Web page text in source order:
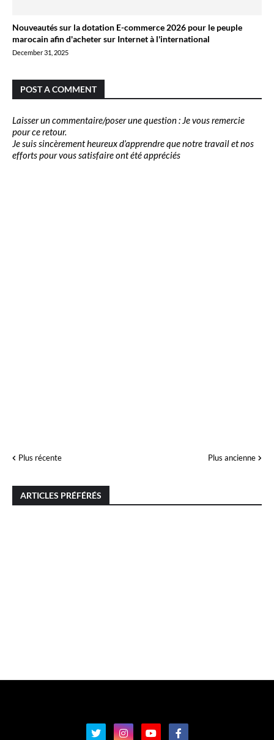
Nouveautés sur la dotation E-commerce 2026 pour le peuple
marocain afin d'acheter sur Internet à l'international
December 31, 2025
POST A COMMENT
Laisser un commentaire/poser une question : Je vous remercie
pour ce retour.
Je suis sincèrement heureux d’apprendre que notre travail et nos
efforts pour vous satisfaire ont été appréciés
Plus récente Plus ancienne
ARTICLES PRÉFÉRÉS